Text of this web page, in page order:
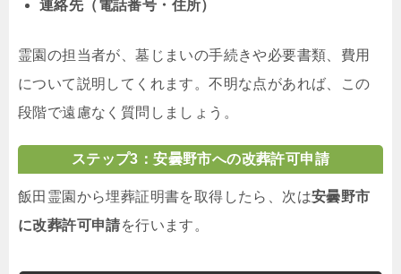
連絡先（電話番号・住所）
霊園の担当者が、墓じまいの手続きや必要書類、費用
について説明してくれます。不明な点があれば、この
段階で遠慮なく質問しましょう。
ステップ3：安曇野市への改葬許可申請
飯田霊園から埋葬証明書を取得したら、次は安曇野市
に改葬許可申請を行います。